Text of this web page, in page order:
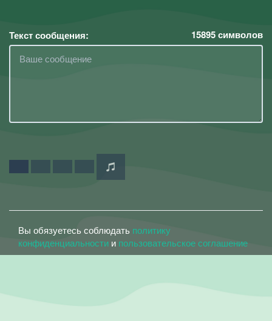
Текст сообщения: 15895символов
Вы обязуетесь соблюдать политику
конфиденциальности и пользовательское соглашение